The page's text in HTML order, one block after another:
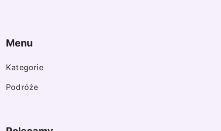
Menu
Kategorie
Podróże